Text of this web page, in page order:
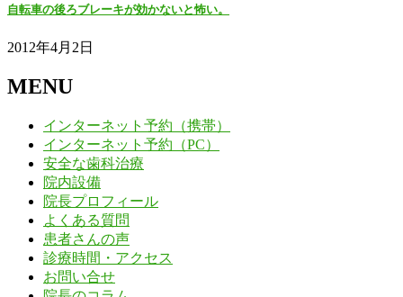
自転車の後ろブレーキが効かないと怖い。
2012年4月2日
MENU
インターネット予約（携帯）
インターネット予約（PC）
安全な歯科治療
院内設備
院長プロフィール
よくある質問
患者さんの声
診療時間・アクセス
お問い合せ